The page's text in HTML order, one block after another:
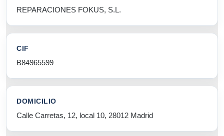
REPARACIONES FOKUS, S.L.
CIF
B84965599
DOMICILIO
Calle Carretas, 12, local 10, 28012 Madrid